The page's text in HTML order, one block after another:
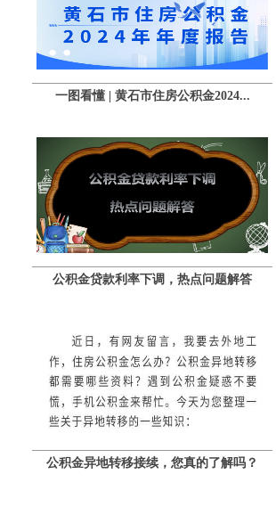
一图看懂 | 黄石市住房公积金2024...
公积金贷款利率下调，热点问题解答
公积金异地转移接续，您真的了解吗？